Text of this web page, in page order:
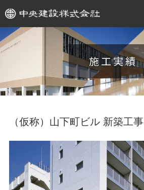
施工実績
（仮称）山下町ビル 新築工事